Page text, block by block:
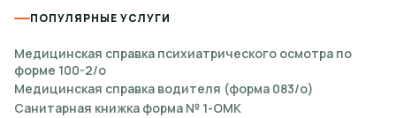
ПОПУЛЯРНЫЕ УСЛУГИ
Медицинская справка психиатрического осмотра по
форме 100-2/о
Медицинская справка водителя (форма 083/о)
Санитарная книжка форма № 1-ОМК